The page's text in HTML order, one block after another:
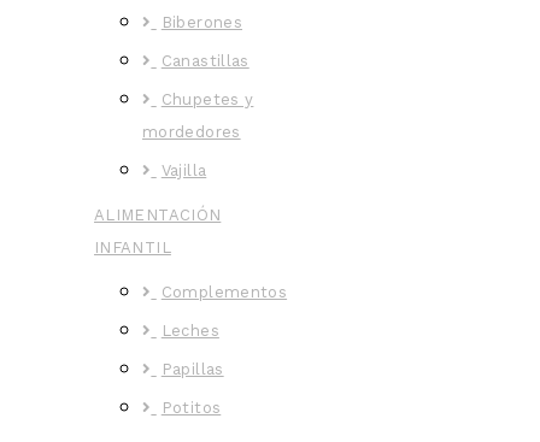
Biberones
Canastillas
Chupetes y
mordedores
Vajilla
ALIMENTACIÓN
INFANTIL
Complementos
Leches
Papillas
Potitos